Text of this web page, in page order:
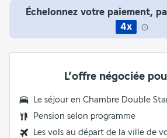
Échelonnez votre paiement,
4x
L’offre négociée
Le séjour en Chambre Double
Pension selon programme
Les vols au départ de la ville de